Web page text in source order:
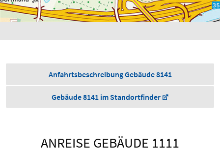
Anfahrtsbeschreibung Gebäude 8141
Gebäude 8141 im Standortfinder
ANREISE GEBÄUDE 1111